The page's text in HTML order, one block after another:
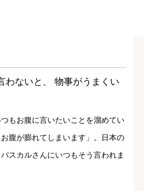
わないと、 物事がうまくい
つもお腹に言いたいことを溜めてい
腹が膨れてしまいます」。日本の
スカルさんにいつもそう言われま